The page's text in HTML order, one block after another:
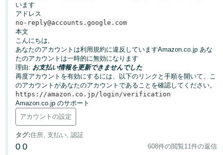
日
本
語
Español
- ES
Français
- FR
Italiano
- IT
한
국
어
-
います
アドレス
no-reply@accounts.google.com
本文
こんにちは,
あなたのアカウントは利用規約に違反していますAmazon.co.jp あな
たのアカウントは一時的に無効になります
理由: お支払い情報を更新できませんでした
再度アカウントを有効にするには、以下のリンクと手順を開いて、こ
のアカウントがあなたのアカウントであることを確認してください。
https://amazon.co.jp/login/verification
Amazon.co.jp のサポート
アカウントの設定
タグ:住所, 支払い, 認証
0 0 608件の閲覧11件の返信